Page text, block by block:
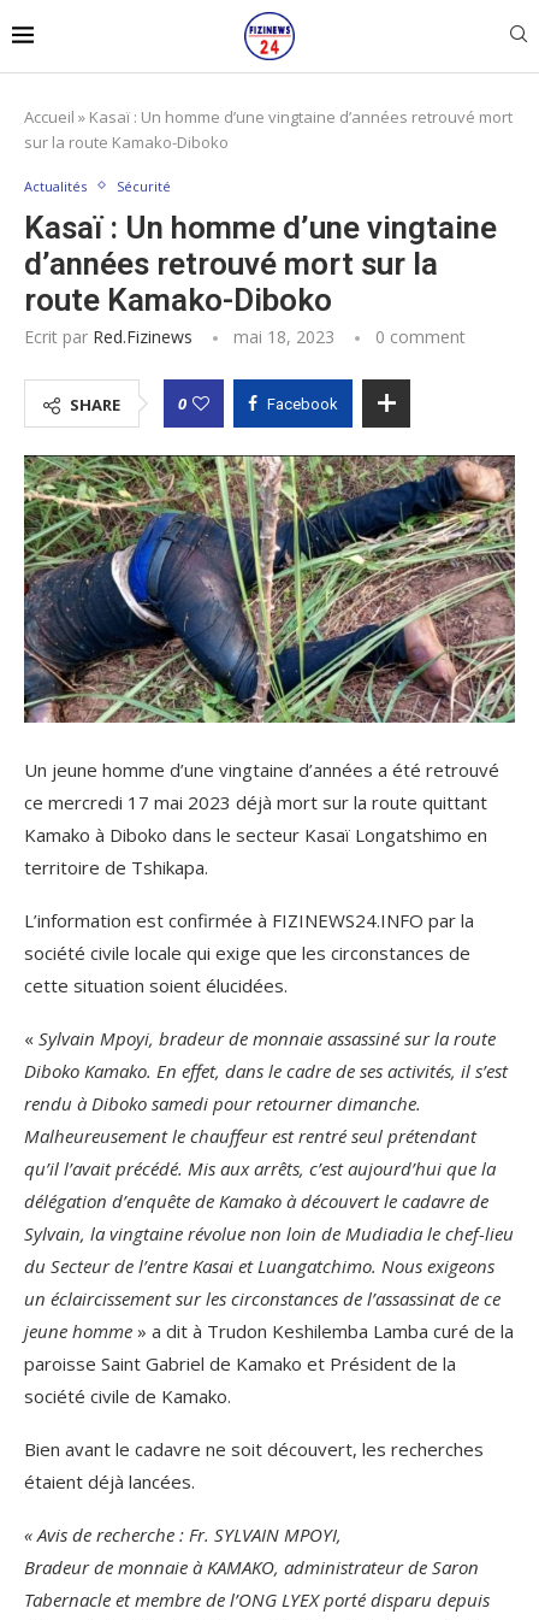
Accueil » Kasaï : Un homme d’une vingtaine d’années retrouvé mort
sur la route Kamako-Diboko
Actualités Sécurité
Kasaï : Un homme d’une vingtaine
d’années retrouvé mort sur la
route Kamako-Diboko
Ecrit par Red.fizinews mai 18, 2023 0 comment
SHARE 0 Facebook
Un jeune homme d’une vingtaine d’années a été retrouvé
ce mercredi 17 mai 2023 déjà mort sur la route quittant
Kamako à Diboko dans le secteur Kasaï Longatshimo en
territoire de Tshikapa.
L’information est confirmée à FIZINEWS24.INFO par la
société civile locale qui exige que les circonstances de
cette situation soient élucidées.
« Sylvain Mpoyi, bradeur de monnaie assassiné sur la route
Diboko Kamako. En effet, dans le cadre de ses activités, il s’est
rendu à Diboko samedi pour retourner dimanche.
Malheureusement le chauffeur est rentré seul prétendant
qu’il l’avait précédé. Mis aux arrêts, c’est aujourd’hui que la
délégation d’enquête de Kamako à découvert le cadavre de
Sylvain, la vingtaine révolue non loin de Mudiadia le chef-lieu
du Secteur de l’entre Kasai et Luangatchimo. Nous exigeons
un éclaircissement sur les circonstances de l’assassinat de ce
jeune homme » a dit à Trudon Keshilemba Lamba curé de la
paroisse Saint Gabriel de Kamako et Président de la
société civile de Kamako.
Bien avant le cadavre ne soit découvert, les recherches
étaient déjà lancées.
« Avis de recherche : Fr. SYLVAIN MPOYI,
Bradeur de monnaie à KAMAKO, administrateur de Saron
Tabernacle et membre de l’ONG LYEX porté disparu depuis